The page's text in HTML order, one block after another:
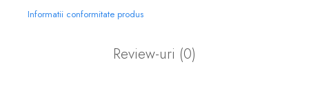
Informatii conformitate produs
Review-uri (0)